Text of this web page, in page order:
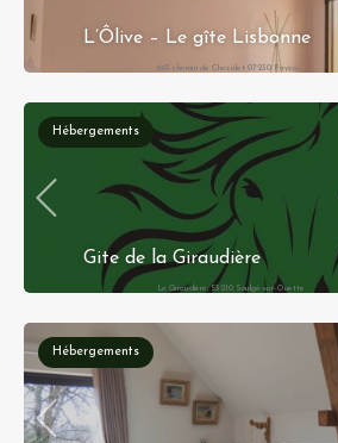
L’Ôlive – Le gîte Lisbonne
693 chemin de Chazalet 07230 Payzac
Hébergements
Gite de la Giraudière
La Giraudière, 53210 Soulgé-sur-Ouette
Hébergements